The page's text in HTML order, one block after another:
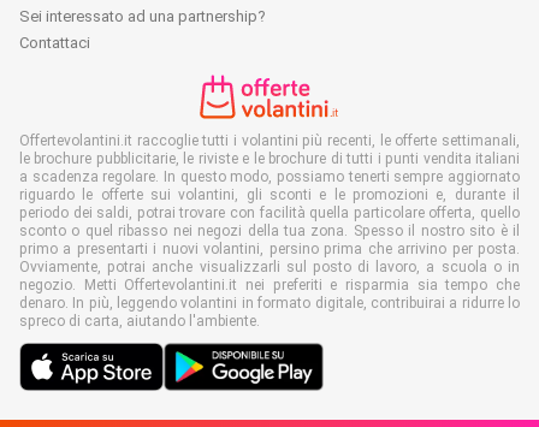
Sei interessato ad una partnership?
Contattaci
Offertevolantini.it raccoglie tutti i volantini più recenti, le offerte settimanali,
le brochure pubblicitarie, le riviste e le brochure di tutti i punti vendita italiani
a scadenza regolare. In questo modo, possiamo tenerti sempre aggiornato
riguardo le offerte sui volantini, gli sconti e le promozioni e, durante il
periodo dei saldi, potrai trovare con facilità quella particolare offerta, quello
sconto o quel ribasso nei negozi della tua zona. Spesso il nostro sito è il
primo a presentarti i nuovi volantini, persino prima che arrivino per posta.
Ovviamente, potrai anche visualizzarli sul posto di lavoro, a scuola o in
negozio. Metti Offertevolantini.it nei preferiti e risparmia sia tempo che
denaro. In più, leggendo volantini in formato digitale, contribuirai a ridurre lo
spreco di carta, aiutando l'ambiente.